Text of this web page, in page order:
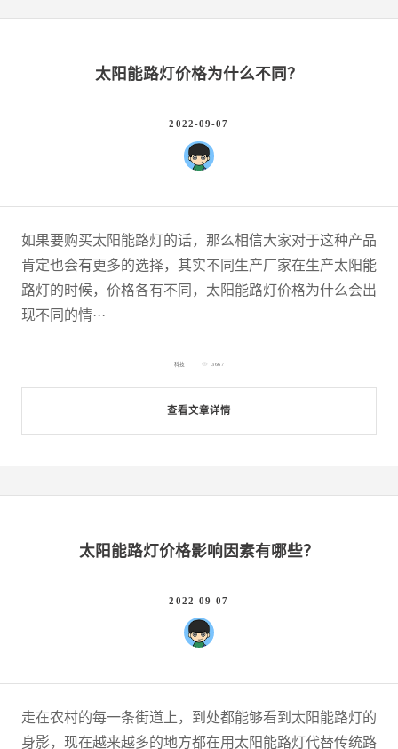
太阳能路灯价格为什么不同？
2022-09-07
如果要购买太阳能路灯的话，那么相信大家对于这种产品
肯定也会有更多的选择，其实不同生产厂家在生产太阳能
路灯的时候，价格各有不同，太阳能路灯价格为什么会出
现不同的情···
查看文章详情
科技 3667
太阳能路灯价格影响因素有哪些？
2022-09-07
走在农村的每一条街道上，到处都能够看到太阳能路灯的
身影，现在越来越多的地方都在用太阳能路灯代替传统路